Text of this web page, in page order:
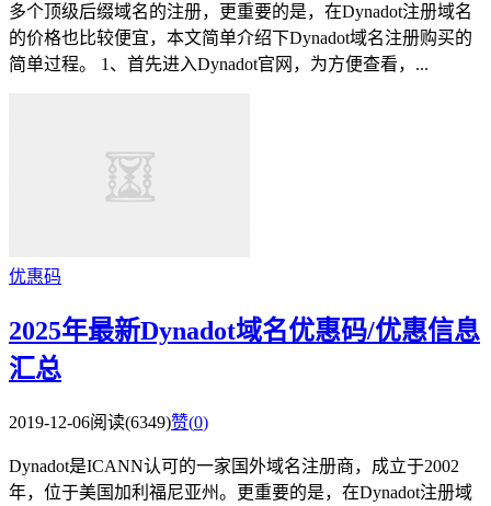
多个顶级后缀域名的注册，更重要的是，在Dynadot注册域名
的价格也比较便宜，本文简单介绍下Dynadot域名注册购买的
简单过程。 1、首先进入Dynadot官网，为方便查看，...
优惠码
2025年最新Dynadot域名优惠码/优惠信息
汇总
2019-12-06阅读(6349)赞(0)
Dynadot是ICANN认可的一家国外域名注册商，成立于2002
年，位于美国加利福尼亚州。更重要的是，在Dynadot注册域